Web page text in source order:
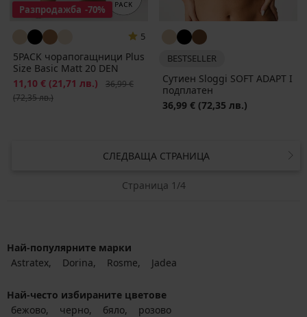
Разпродажба -70%
5
5PACK чорапогащници Plus
Size Basic Matt 20 DEN
Намаление
11,10 € (21,71 лв.) Първоначална цена
36,99 €
(72,35 лв.)
BESTSELLER
Сутиен Sloggi SOFT ADAPT I
подплатен
36,99 € (72,35 лв.)
СЛЕДВАЩА СТРАНИЦА
Страница 1/4
Най-популярните марки
Astratex
Dorina Rosme Jadea
Най-често избираните цветове
бежово
черно бяло розово